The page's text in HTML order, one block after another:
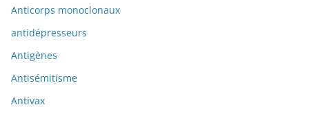
Anticorps monoclonaux
antidépresseurs
Antigènes
Antisémitisme
Antivax